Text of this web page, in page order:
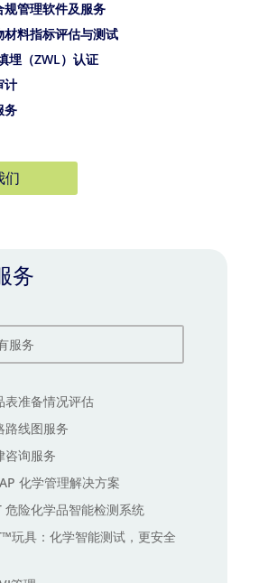
规管理软件及服务
材料指标评估与测试
埋（ZWL）认证
计
务
们
务
表准备情况评估
路线图服务
咨询服务
化学管理解决方案
危险化学品智能检测系统
玩具：化学智能测试，更安全